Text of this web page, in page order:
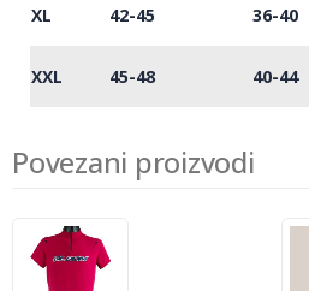
XL 42-45 36-40
XXL 45-48 40-44
Povezani proizvodi